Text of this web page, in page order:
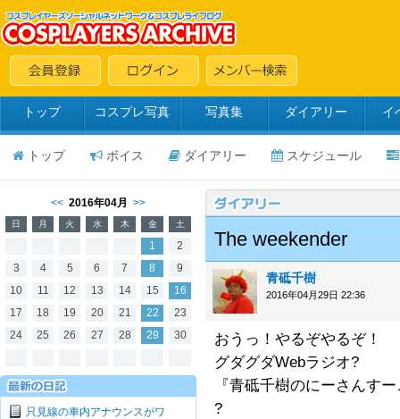
トップ コスプレ写真 写真集 ダイアリー イ
トップ ボイス ダイアリー スケジュール
<< 2016年04月 >>
日 月 火 水 木 金 土
1
2
3
4 5 6 7 8
9
10
11 12 13 14 15
16
17
18 19 20 21 22
23
24
25 26 27 28 29 30
只見線の車内アナウンスがワ
The weekender
青砥千樹
2016年04月29日 22:36
おうっ！やるぞやるぞ！
グダグダWebラジオ?
『青砥千樹のにーさんす
?